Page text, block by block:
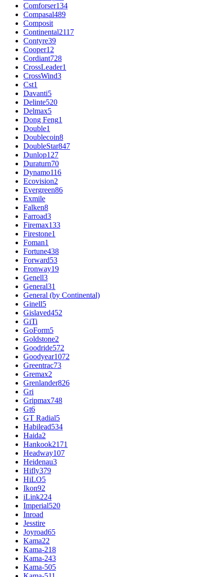
Comforser134
Compasal489
Composit
Continental2117
Contyre39
Cooper12
Cordiant728
CrossLeader1
CrossWind3
Cst1
Davanti5
Delinte520
Delmax5
Dong Feng1
Double1
Doublecoin8
DoubleStar847
Dunlop127
Duraturn70
Dynamo116
Ecovision2
Evergreen86
Exmile
Falken8
Farroad3
Firemax133
Firestone1
Foman1
Fortune438
Forward53
Fronway19
Genell3
General31
General (by Continental)
Ginell5
Gislaved452
GiTi
GoForm5
Goldstone2
Goodride572
Goodyear1072
Greentrac73
Gremax2
Grenlander826
Gri
Gripmax748
Gt6
GT Radial5
Habilead534
Haida2
Hankook2171
Headway107
Heidenau3
Hifly379
HiLO5
Ikon92
iLink224
Imperial520
Inroad
Jesstire
Joyroad65
Kama22
Kama-218
Kama-243
Kama-505